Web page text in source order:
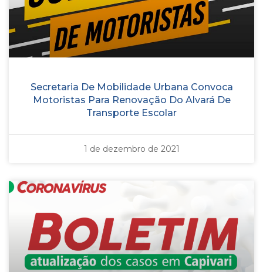
Secretaria De Mobilidade Urbana Convoca
Motoristas Para Renovação Do Alvará De
Transporte Escolar
1 de dezembro de 2021